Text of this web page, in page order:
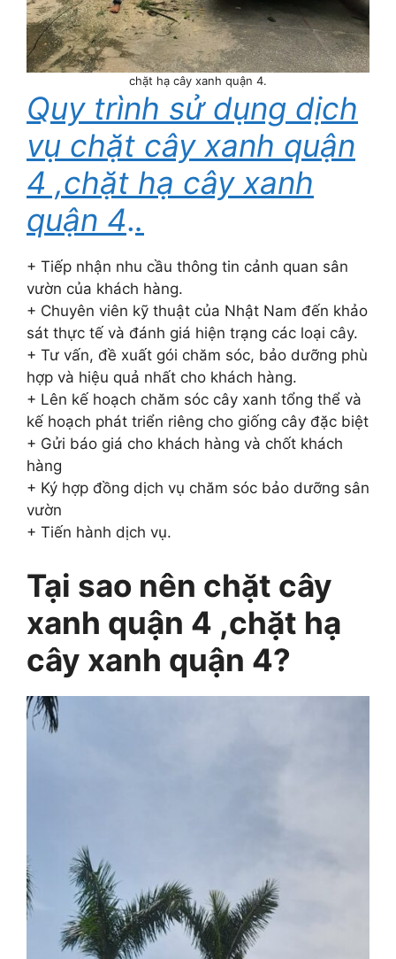
chặt hạ cây xanh quận 4.
Quy trình sử dụng dịch
vụ chặt cây xanh quận
4 ,chặt hạ cây xanh
quận 4..
+ Tiếp nhận nhu cầu thông tin cảnh quan sân
vườn của khách hàng.
+ Chuyên viên kỹ thuật của Nhật Nam đến khảo
sát thực tế và đánh giá hiện trạng các loại cây.
+ Tư vấn, đề xuất gói chăm sóc, bảo dưỡng phù
hợp và hiệu quả nhất cho khách hàng.
+ Lên kế hoạch chăm sóc cây xanh tổng thể và
kế hoạch phát triển riêng cho giống cây đặc biệt
+ Gửi báo giá cho khách hàng và chốt khách
hàng
+ Ký hợp đồng dịch vụ chăm sóc bảo dưỡng sân
vườn
+ Tiến hành dịch vụ.
Tại sao nên chặt cây
xanh quận 4 ,chặt hạ
cây xanh quận 4?